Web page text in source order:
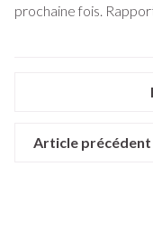
prochaine fois.
Article précédent